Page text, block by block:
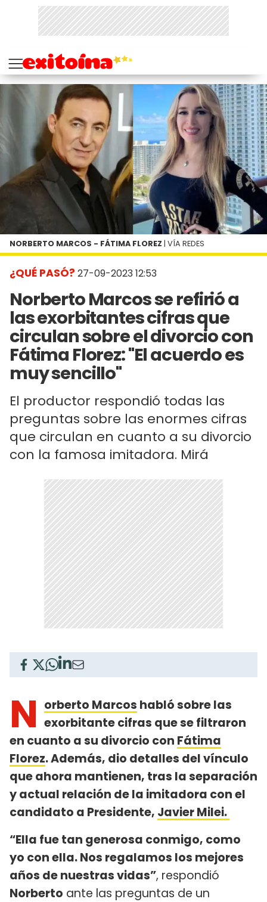
¿QUÉ PASÓ? 27-09-2023 12:53
Norberto Marcos se refirió a
las exorbitantes cifras que
circulan sobre el divorcio con
Fátima Florez: "El acuerdo es
muy sencillo"
El productor respondió todas las
preguntas sobre las enormes cifras
que circulan en cuanto a su divorcio
con la famosa imitadora. Mirá
NORBERTO MARCOS - FÁTIMA FLOREZ | VÍA REDES
N orberto Marcos habló sobre las
exorbitante cifras que se filtraron
en cuanto a su divorcio con Fátima
Florez. Además, dio detalles del vínculo
que ahora mantienen, tras la separación
y actual relación de la imitadora con el
candidato a Presidente, Javier Milei.
“Ella fue tan generosa conmigo, como
yo con ella. Nos regalamos los mejores
años de nuestras vidas”, respondió
Norberto ante las preguntas de un